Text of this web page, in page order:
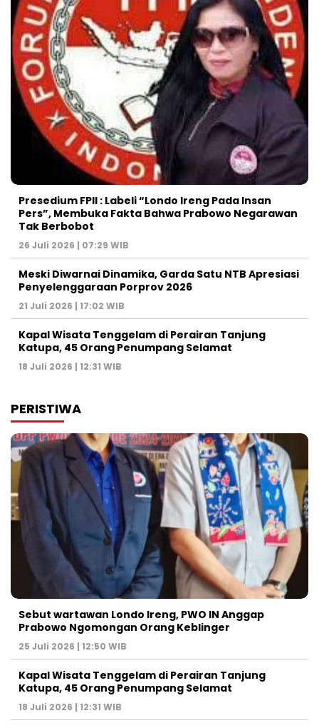
Presedium FPII : Labeli “Londo Ireng Pada Insan
Pers”, Membuka Fakta Bahwa Prabowo Negarawan
Tak Berbobot
26 Juli 2026 | 07:29 WIB
Meski Diwarnai Dinamika, Garda Satu NTB Apresiasi
Penyelenggaraan Porprov 2026 ‎
21 Juli 2026 | 17:02 WIB
Kapal Wisata Tenggelam di Perairan Tanjung
Katupa, 45 Orang Penumpang Selamat
18 Juli 2026 | 12:31 WIB
PERISTIWA
Sebut wartawan Londo Ireng, PWO IN Anggap
Prabowo Ngomongan Orang Keblinger
25 Juli 2026 | 12:50 WIB
Kapal Wisata Tenggelam di Perairan Tanjung
Katupa, 45 Orang Penumpang Selamat
18 Juli 2026 | 12:31 WIB